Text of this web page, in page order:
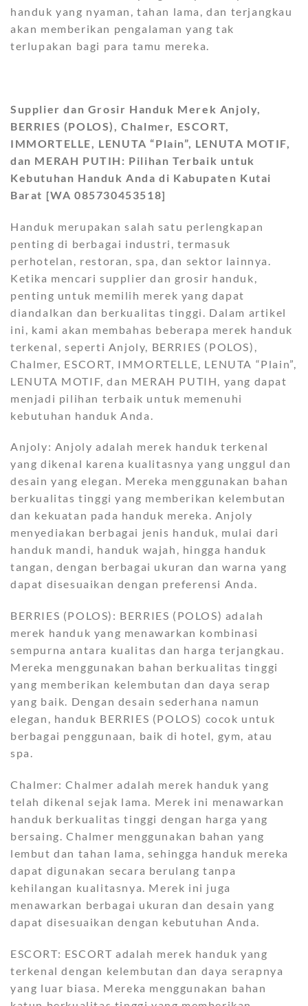
handuk yang nyaman, tahan lama, dan terjangkau
akan memberikan pengalaman yang tak
terlupakan bagi para tamu mereka.
Supplier dan Grosir Handuk Merek Anjoly,
BERRIES (POLOS), Chalmer, ESCORT,
IMMORTELLE, LENUTA “Plain”, LENUTA MOTIF,
dan MERAH PUTIH: Pilihan Terbaik untuk
Kebutuhan Handuk Anda di Kabupaten Kutai
Barat [WA 085730453518]
Handuk merupakan salah satu perlengkapan
penting di berbagai industri, termasuk
perhotelan, restoran, spa, dan sektor lainnya.
Ketika mencari supplier dan grosir handuk,
penting untuk memilih merek yang dapat
diandalkan dan berkualitas tinggi. Dalam artikel
ini, kami akan membahas beberapa merek handuk
terkenal, seperti Anjoly, BERRIES (POLOS),
Chalmer, ESCORT, IMMORTELLE, LENUTA “Plain”,
LENUTA MOTIF, dan MERAH PUTIH, yang dapat
menjadi pilihan terbaik untuk memenuhi
kebutuhan handuk Anda.
Anjoly: Anjoly adalah merek handuk terkenal
yang dikenal karena kualitasnya yang unggul dan
desain yang elegan. Mereka menggunakan bahan
berkualitas tinggi yang memberikan kelembutan
dan kekuatan pada handuk mereka. Anjoly
menyediakan berbagai jenis handuk, mulai dari
handuk mandi, handuk wajah, hingga handuk
tangan, dengan berbagai ukuran dan warna yang
dapat disesuaikan dengan preferensi Anda.
BERRIES (POLOS): BERRIES (POLOS) adalah
merek handuk yang menawarkan kombinasi
sempurna antara kualitas dan harga terjangkau.
Mereka menggunakan bahan berkualitas tinggi
yang memberikan kelembutan dan daya serap
yang baik. Dengan desain sederhana namun
elegan, handuk BERRIES (POLOS) cocok untuk
berbagai penggunaan, baik di hotel, gym, atau
spa.
Chalmer: Chalmer adalah merek handuk yang
telah dikenal sejak lama. Merek ini menawarkan
handuk berkualitas tinggi dengan harga yang
bersaing. Chalmer menggunakan bahan yang
lembut dan tahan lama, sehingga handuk mereka
dapat digunakan secara berulang tanpa
kehilangan kualitasnya. Merek ini juga
menawarkan berbagai ukuran dan desain yang
dapat disesuaikan dengan kebutuhan Anda.
ESCORT: ESCORT adalah merek handuk yang
terkenal dengan kelembutan dan daya serapnya
yang luar biasa. Mereka menggunakan bahan